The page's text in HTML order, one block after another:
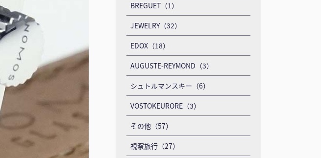
BREGUET（1）
JEWELRY（32）
EDOX（18）
AUGUSTE-REYMOND（3）
シュトルマンスキー（6）
VOSTOKEURORE（3）
その他（57）
視察旅行（27）